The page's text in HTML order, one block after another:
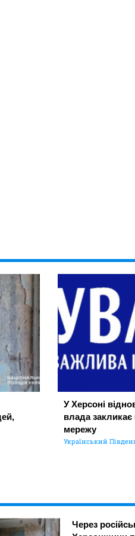
У Херсоні
влада
мережу
Український
Через